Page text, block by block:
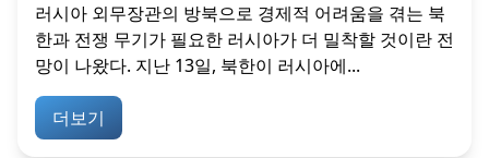
러시아 외무장관의 방북으로 경제적 어려움을 겪는 북
한과 전쟁 무기가 필요한 러시아가 더 밀착할 것이란 전
망이 나왔다. 지난 13일, 북한이 러시아에...
더보기